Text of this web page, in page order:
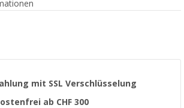
mit SSL Verschlüsselung
ab CHF 300